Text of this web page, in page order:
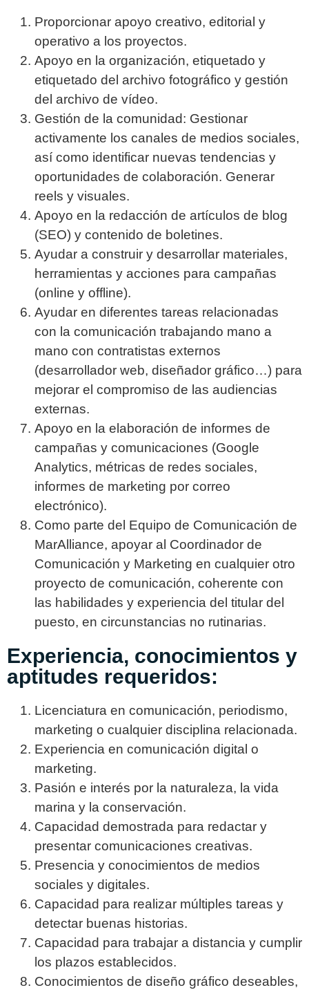
Proporcionar apoyo creativo, editorial y
operativo a los proyectos.
Apoyo en la organización, etiquetado y
etiquetado del archivo fotográfico y gestión
del archivo de vídeo.
Gestión de la comunidad: Gestionar
activamente los canales de medios sociales,
así como identificar nuevas tendencias y
oportunidades de colaboración. Generar
reels y visuales.
Apoyo en la redacción de artículos de blog
(SEO) y contenido de boletines.
Ayudar a construir y desarrollar materiales,
herramientas y acciones para campañas
(online y offline).
Ayudar en diferentes tareas relacionadas
con la comunicación trabajando mano a
mano con contratistas externos
(desarrollador web, diseñador gráfico…) para
mejorar el compromiso de las audiencias
externas.
Apoyo en la elaboración de informes de
campañas y comunicaciones (Google
Analytics, métricas de redes sociales,
informes de marketing por correo
electrónico).
Como parte del Equipo de Comunicación de
MarAlliance, apoyar al Coordinador de
Comunicación y Marketing en cualquier otro
proyecto de comunicación, coherente con
las habilidades y experiencia del titular del
puesto, en circunstancias no rutinarias.
Experiencia, conocimientos y
aptitudes requeridos:
Licenciatura en comunicación, periodismo,
marketing o cualquier disciplina relacionada.
Experiencia en comunicación digital o
marketing.
Pasión e interés por la naturaleza, la vida
marina y la conservación.
Capacidad demostrada para redactar y
presentar comunicaciones creativas.
Presencia y conocimientos de medios
sociales y digitales.
Capacidad para realizar múltiples tareas y
detectar buenas historias.
Capacidad para trabajar a distancia y cumplir
los plazos establecidos.
Conocimientos de diseño gráfico deseables,